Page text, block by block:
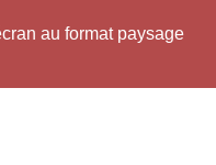
au format paysage